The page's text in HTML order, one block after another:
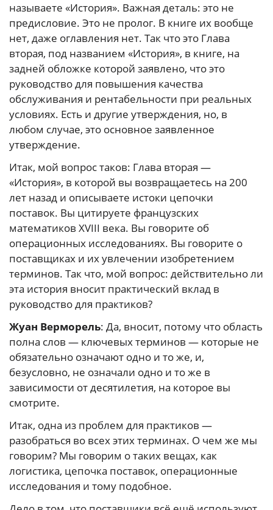
называете «История». Важная деталь: это не
предисловие. Это не пролог. В книге их вообще
нет, даже оглавления нет. Так что это Глава
вторая, под названием «История», в книге, на
задней обложке которой заявлено, что это
руководство для повышения качества
обслуживания и рентабельности при реальных
условиях. Есть и другие утверждения, но, в
любом случае, это основное заявленное
утверждение.
Итак, мой вопрос таков: Глава вторая —
«История», в которой вы возвращаетесь на 200
лет назад и описываете истоки цепочки
поставок. Вы цитируете французских
математиков XVIII века. Вы говорите об
операционных исследованиях. Вы говорите о
поставщиках и их увлечении изобретением
терминов. Так что, мой вопрос: действительно ли
эта история вносит практический вклад в
руководство для практиков?
Жуан Верморель: Да, вносит, потому что область
полна слов — ключевых терминов — которые не
обязательно означают одно и то же, и,
безусловно, не означали одно и то же в
зависимости от десятилетия, на которое вы
смотрите.
Итак, одна из проблем для практиков —
разобраться во всех этих терминах. О чем же мы
говорим? Мы говорим о таких вещах, как
логистика, цепочка поставок, операционные
исследования и тому подобное.